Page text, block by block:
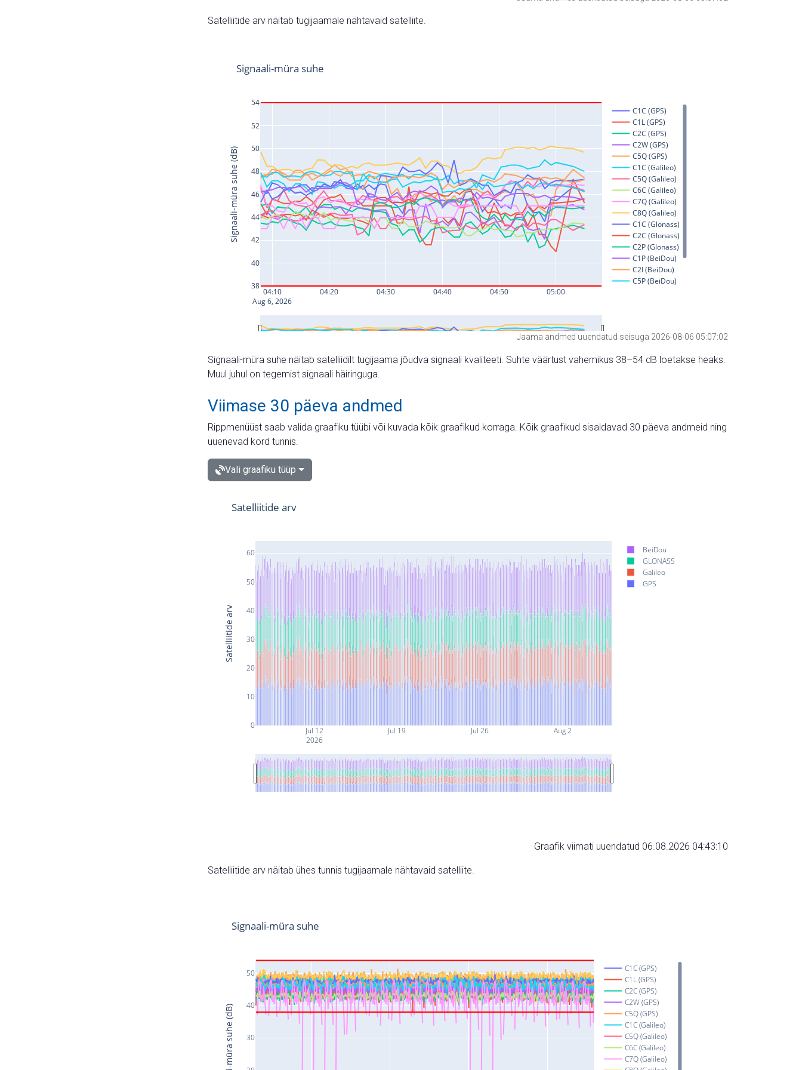
Satelliitide arv näitab tugijaamale nähtavaid satelliite.
Jaama andmed uuendatud seisuga 2026-08-06 05:07:02
Signaali-müra suhe näitab satelliidilt tugijaama jõudva signaali kvaliteeti. Suhte väärtust vahemikus 38–54 dB loetakse heaks.
Muul juhul on tegemist signaali häiringuga.
Viimase 30 päeva andmed
Rippmenüüst saab valida graafiku tüübi või kuvada kõik graafikud korraga. Kõik graafikud sisaldavad 30 päeva andmeid ning
uuenevad kord tunnis.
Vali graafiku tüüp
Jul 12
2026
Jul 19 Jul 26 Aug 2
0
10
20
30
40
50
60
BeiDou
GLONASS
Galileo
GPS
Satelliitide arv
Satelliitide arv
Graafik viimati uuendatud 06.08.2026 04:43:10
Satelliitide arv näitab ühes tunnis tugijaamale nähtavaid satelliite.
30
40
50
C1C (GPS)
C1L (GPS)
C2C (GPS)
C2W (GPS)
C5Q (GPS)
C1C (Galileo)
C5Q (Galileo)
C6C (Galileo)
C7Q (Galileo)
Signaali-müra suhe